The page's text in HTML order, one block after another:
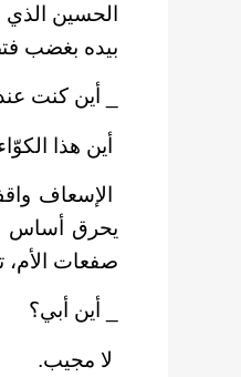
الحسين الذي
بيده بغضب
_ أين كنت
أين هذا
الإسعاف
يحرق أساس
صفعات
_ أين أبي؟
لا مجيب.